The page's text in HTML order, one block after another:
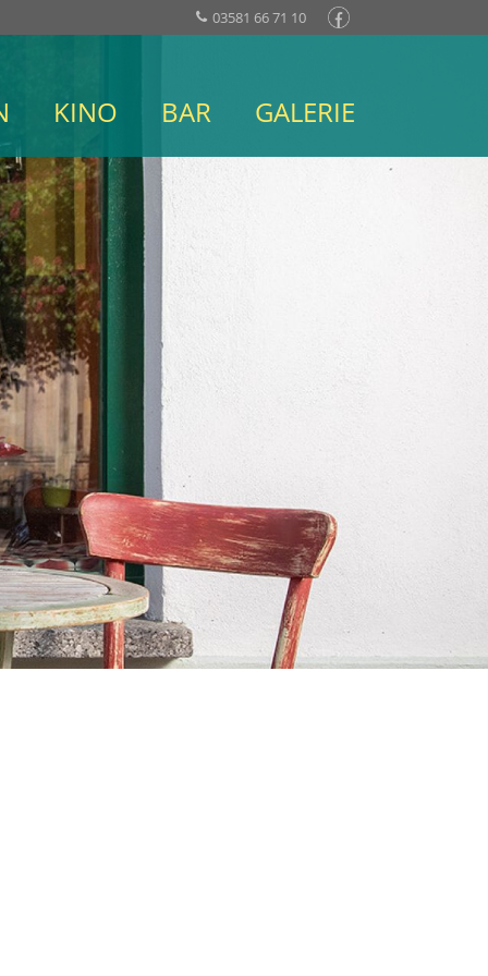
03581 66 71 10
KINO BAR GALERIE